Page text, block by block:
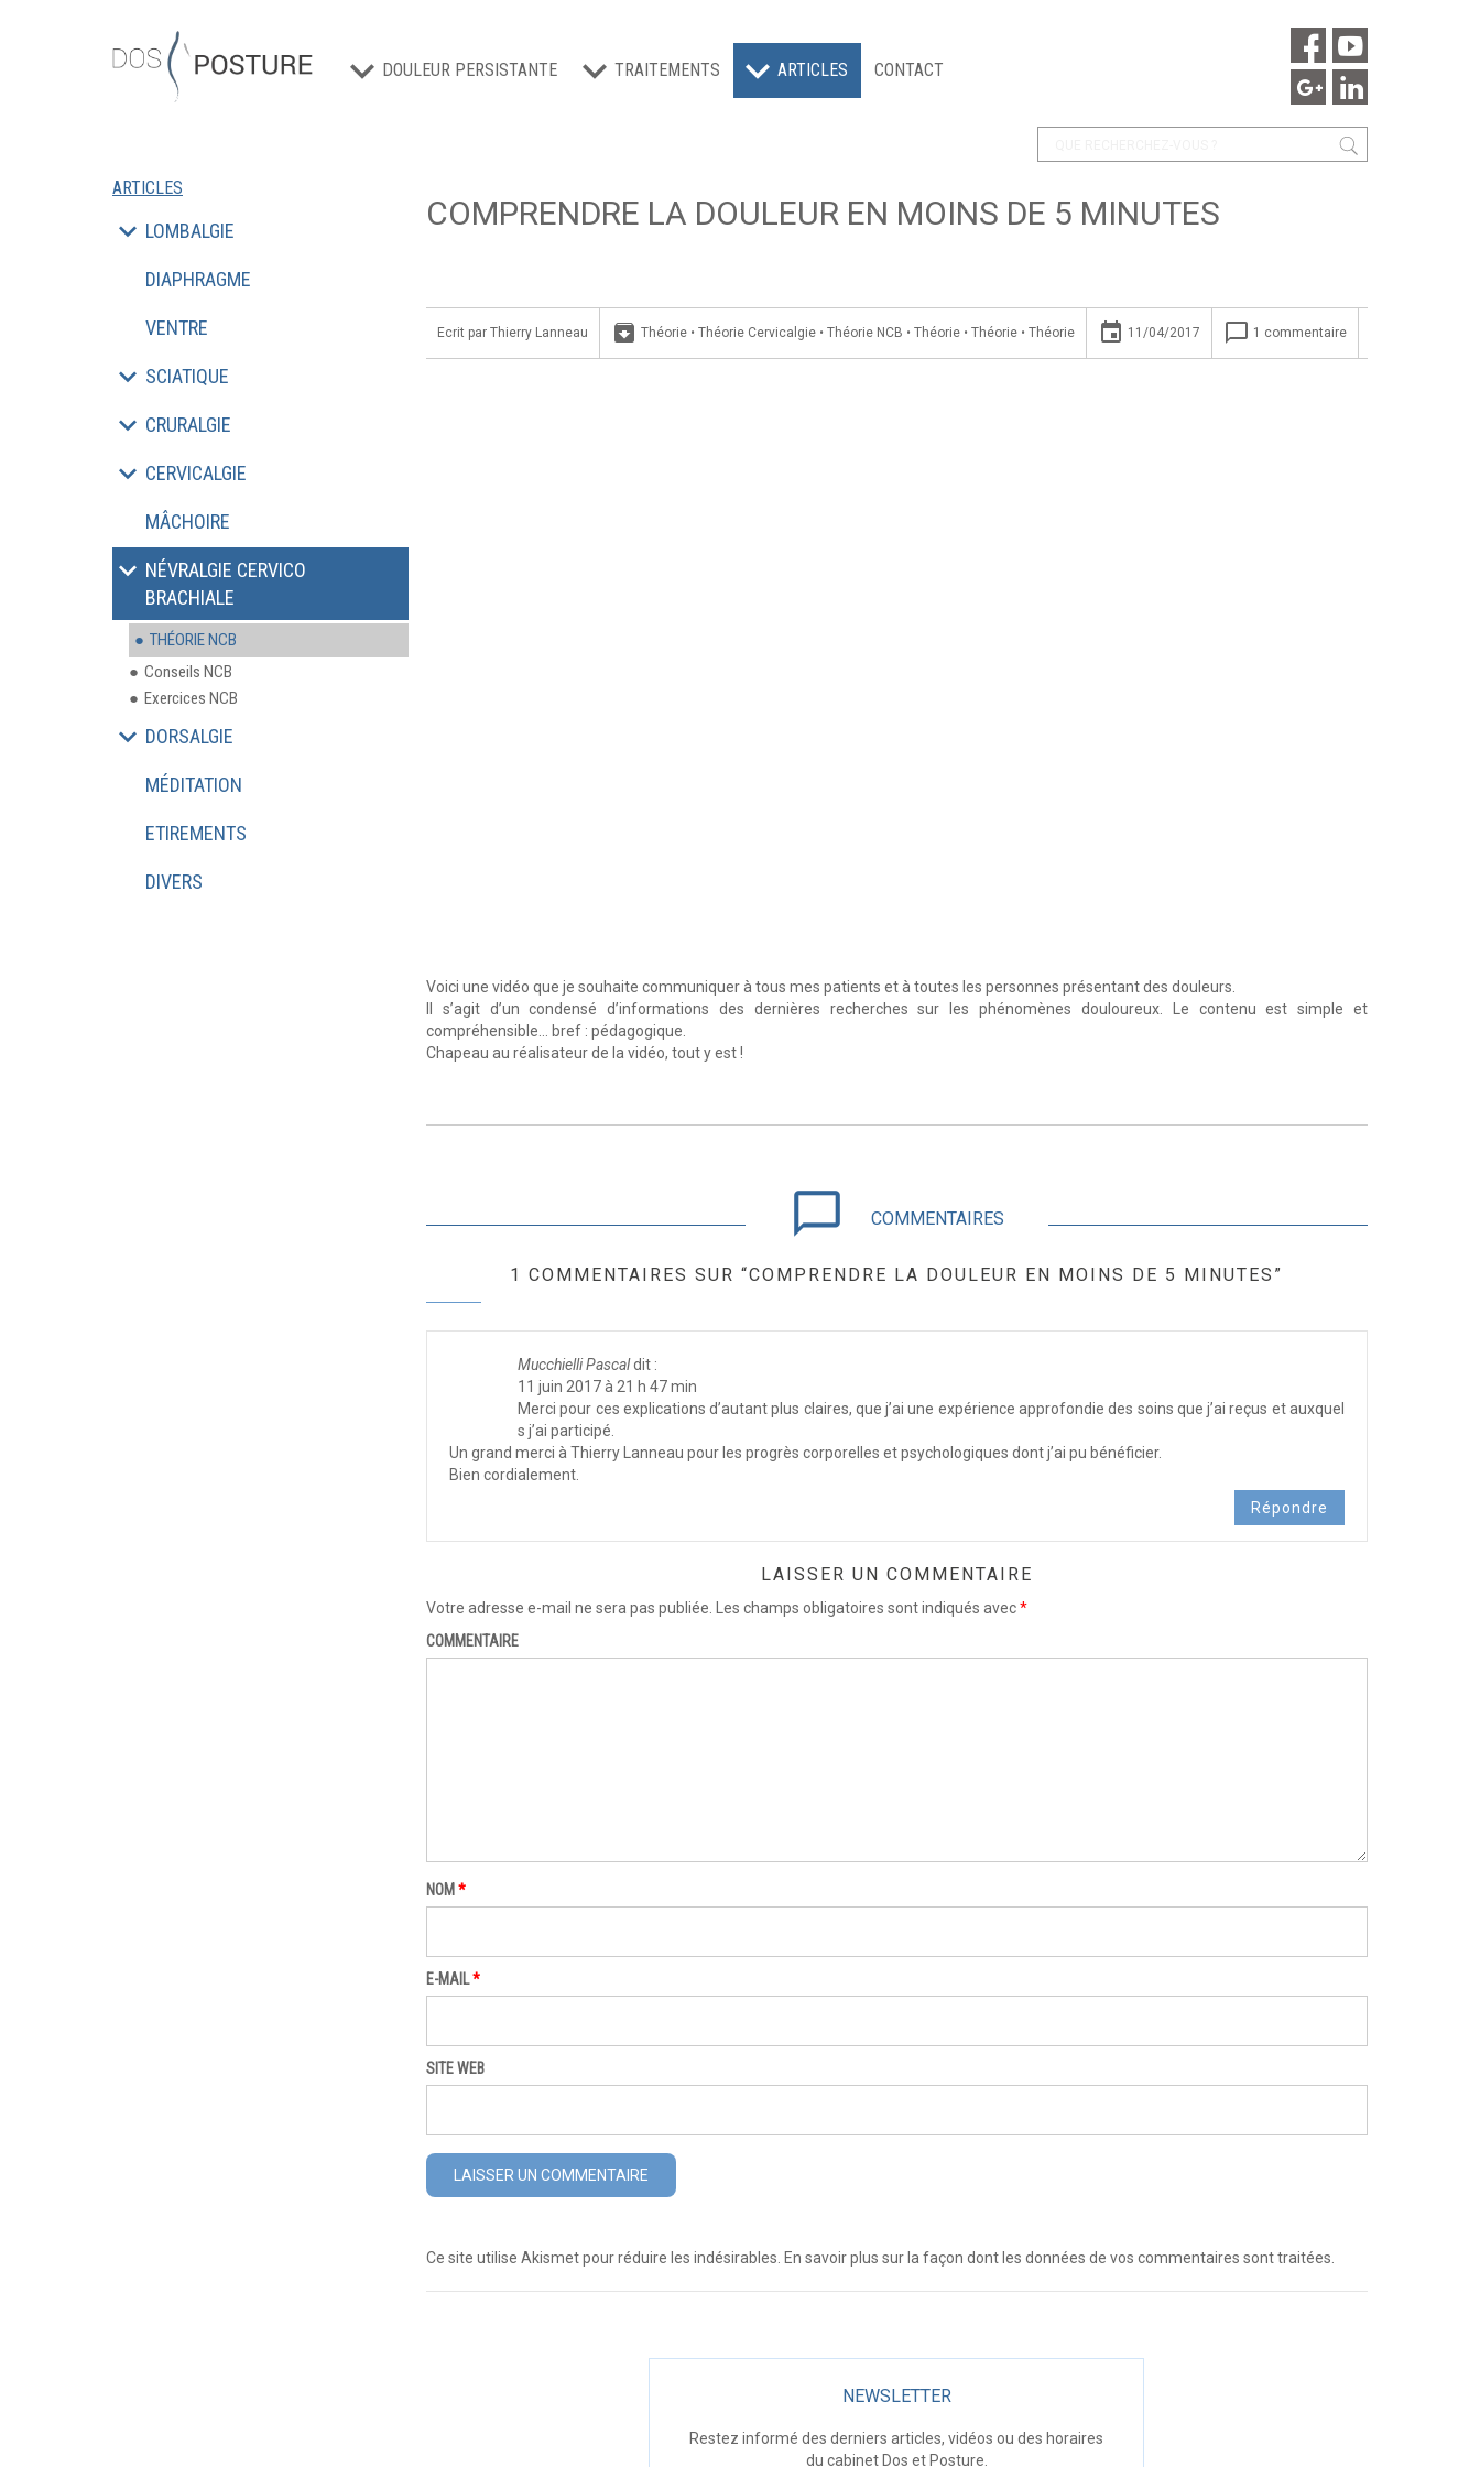
DOULEUR PERSISTANTE TRAITEMENTS ARTICLES CONTACT
ARTICLES
LOMBALGIE
DIAPHRAGME
VENTRE
SCIATIQUE
CRURALGIE
CERVICALGIE
MÂCHOIRE
NÉVRALGIE CERVICO
BRACHIALE
THÉORIE NCB
Conseils NCB
Exercices NCB
DORSALGIE
MÉDITATION
ETIREMENTS
DIVERS
COMPRENDRE LA DOULEUR EN MOINS DE 5 MINUTES
Ecrit par Thierry Lanneau archive Théorie• Théorie Cervicalgie• Théorie NCB • Théorie• Théorie• Théorie insert_invitation 11/04/2017 chat_bubble_outline 1 commentaire
Voici une vidéo que je souhaite communiquer à tous mes patients et à toutes les personnes présentant des douleurs.
Il s’agit d’un condensé d’informations des dernières recherches sur les phénomènes douloureux. Le contenu est simple et
compréhensible… bref : pédagogique.
Chapeau au réalisateur de la vidéo, tout y est !
chat_bubble_outline COMMENTAIRES
1 COMMENTAIRES SUR “COMPRENDRE LA DOULEUR EN MOINS DE 5 MINUTES”
Mucchielli Pascaldit :
11 juin 2017 à 21 h 47 min
Merci pour ces explications d’autant plus claires, que j’ai une expérience approfondie des soins que j’ai reçus et auxquel
s j’ai participé.
Un grand merci à Thierry Lanneau pour les progrès corporelles et psychologiques dont j’ai pu bénéficier.
Bien cordialement.
Répondre
LAISSER UN COMMENTAIRE
Votre adresse e-mail ne sera pas publiée. Les champs obligatoires sont indiqués avec*
COMMENTAIRE
NOM *
E-MAIL*
SITE WEB
Ce site utilise Akismet pour réduire les indésirables. En savoir plus sur la façon dont les données de vos commentaires sont traitées
NEWSLETTER
Restez informé des derniers articles, vidéos ou des horaires
du cabinet Dos et Posture.